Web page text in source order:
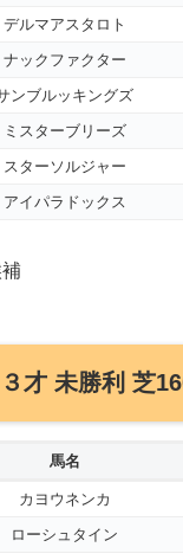
デルマアスタロト
ナックファクター
ンブルッキングズ
ミスターブリーズ
スターソルジャー
アイパラドックス
補
才 未勝利 芝
馬名
カヨウネンカ
ローシュタイン